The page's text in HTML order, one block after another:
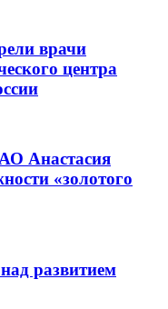
врачи
центра
Анастасия
«золотого
развитием